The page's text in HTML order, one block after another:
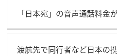
「日本宛」の音声通話料金
渡航先で同行者など日本の